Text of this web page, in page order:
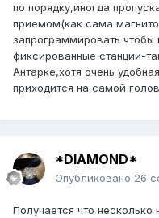
по порядку,иногда
приемом(как сама
запрограммировать чтобы
фиксированные станции-
Антарке,хотя очень
приходится на самой
*DIAMOND*
Опубликовано 26
Получается что несколько